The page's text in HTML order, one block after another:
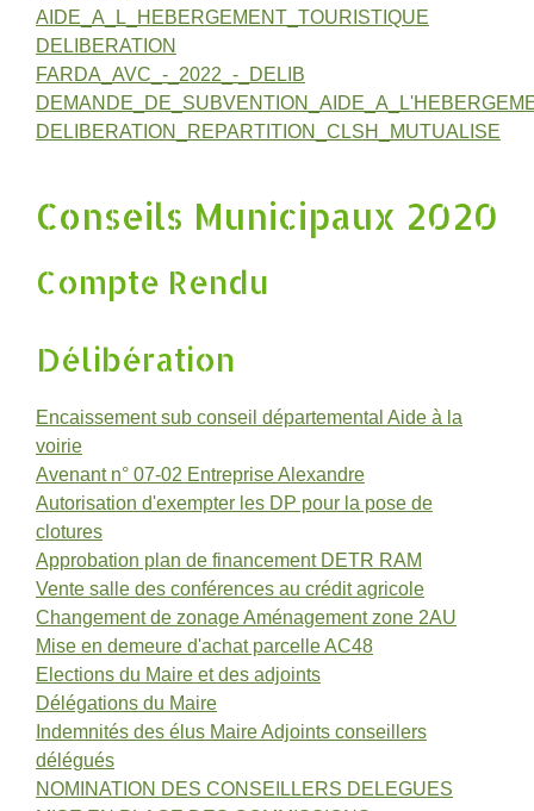
AIDE_A_L_HEBERGEMENT_TOURISTIQUE
DELIBERATION
FARDA_AVC_-_2022_-_DELIB
DELIBERATION_REPARTITION_CLSH_MUTUALISE
Conseils Municipaux 2020
Compte Rendu
Délibération
Encaissement sub conseil départemental Aide à la
voirie
Avenant n° 07-02 Entreprise Alexandre
Autorisation d'exempter les DP pour la pose de
clotures
Approbation plan de financement DETR RAM
Vente salle des conférences au crédit agricole
Changement de zonage Aménagement zone 2AU
Mise en demeure d'achat parcelle AC48
Elections du Maire et des adjoints
Délégations du Maire
Indemnités des élus Maire Adjoints conseillers
délégués
NOMINATION DES CONSEILLERS DELEGUES